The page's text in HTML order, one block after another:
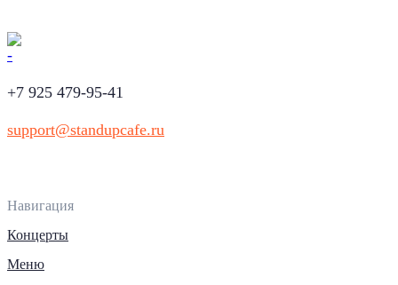
+7 925 479-95-41
support@standupcafe.ru
Навигация
Концерты
Меню